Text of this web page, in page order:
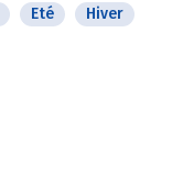
Eté
Hiver